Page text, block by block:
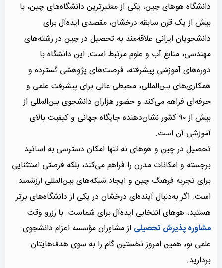
دانشگاه هوهای چین، یکی از معتبرترین دانشگاه‌های چین، با
بیش از یک قرن سابقه درخشان، مقصدی ایده‌آل برای
دانشجویان ایرانی علاقه‌مند به تحصیل در چین در رشته‌های
مهندسی، منابع آب و علوم مرتبط است. این دانشگاه با
دوره‌های آموزشی پیشرفته، فرصت‌های پژوهشی گسترده و
همکاری‌های بین‌المللی، محیطی عالی برای پیشرفت علمی و
حرفه‌ای فراهم می‌کند و حضور هزاران دانشجوی بین‌المللی از
بیش از ۹۰ کشور نشان‌دهنده جایگاه جهانی و کیفیت بالای
آموزشی آن است.
تحصیل در چین و هوهای نه تنها امکان دسترسی به اساتید
برجسته و امکانات مدرن را فراهم می‌کند، بلکه فرصتی استثنایی
برای تجربه فرهنگ چین و ایجاد شبکه‌های بین‌المللی ارزشمند
است. اگر به‌دنبال آینده‌ای درخشان در یکی از دانشگاه‌های برتر
هستید، هوهای انتخابی ایده‌آل برای شماست. با رزرو وقت
مشاوره پذیرش تحصیلی از مشاوران مؤسسه اعزام دانشجوی
علمی نو، همین امروز نخستین گام را به سوی هدف‌هایتان
بردارید.